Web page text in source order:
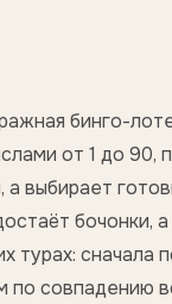
бинго-
от 1 до 90,
выбирает
бочонки, а
турах: сначала
по совпадению